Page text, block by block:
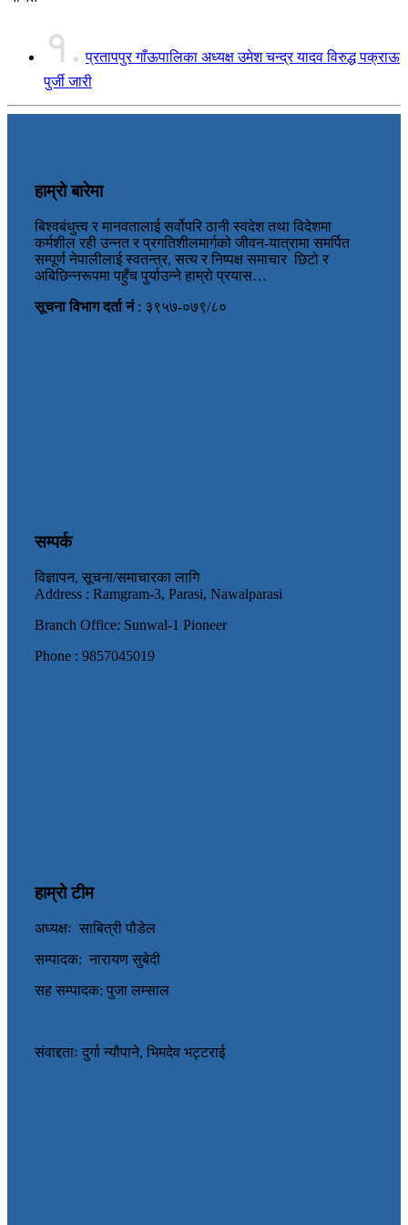
१. प्रतापपुर गाँऊपालिका अध्यक्ष उमेश चन्द्र यादव विरुद्ध पक्राऊ
पुर्जी जारी
हाम्रो बारेमा
बिश्वबंधुत्त्व र मानवतालाई सर्वोपरि ठानी स्वदेश तथा विदेशमा
कर्मशील रही उन्नत र प्रगतिशीलमार्गको जीवन-यात्रामा समर्पित
सम्पूर्ण नेपालीलाई स्वतन्त्र, सत्य र निष्पक्ष समाचार छिटो र
अबिछिन्नरूपमा पहुँच पुर्याउन्ने हाम्रो प्रयास…
सूचना विभाग दर्ता नं: ३९५७-०७९/८०
सम्पर्क
विज्ञापन, सूचना/समाचारका लागि
Address : Ramgram-3, Parasi, Nawalparasi
Branch Office: Sunwal-1 Pioneer
Phone : 9857045019
हाम्रो टीम
अध्यक्षः साबित्री पौडेल
सम्पादक: नारायण सुबेदी
सह सम्पादक: पुजा लम्साल
संवाद्दताः दुर्गा न्यौपाने, भिमदेव भट्टराई